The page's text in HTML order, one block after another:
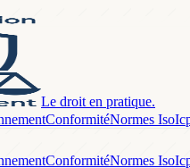
Le droit en pratique.
ConformitéNormes Iso
ConformitéNormes Iso